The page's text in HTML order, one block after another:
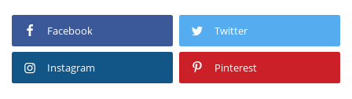
Facebook Twitter
Instagram Pinterest